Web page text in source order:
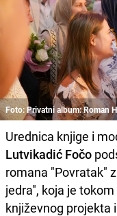
Foto: Privatni album: Roman
Urednica knjige i
Lutvikadić Fočo
romana "Povratak"
jedra", koja je
književnog projekta